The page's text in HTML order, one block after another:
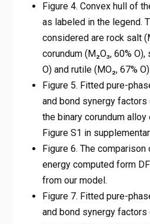
Figure 4. Convex hull of
as labeled in the legend.
considered are rock salt
corundum (M₂O₃, 60% O),
O) and rutile (MO₂, 67% O).
Figure 5. Fitted pure-
and bond synergy
the binary corundum
Figure S1 in
Figure 6. The
energy computed form
from our model.
Figure 7. Fitted pure-
and bond synergy